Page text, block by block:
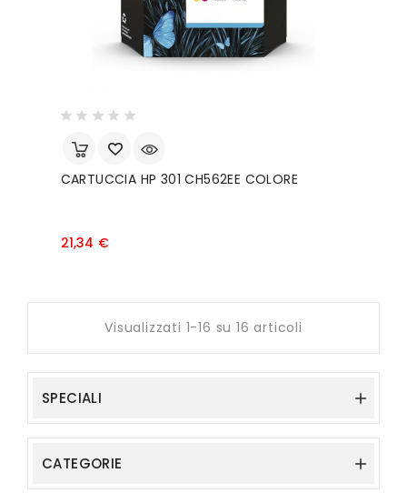
CARTUCCIA HP 301 CH562EE COLORE
21,34 €Prezzo
Visualizzati 1-16 su 16 articoli
SPECIALI 
CATEGORIE 